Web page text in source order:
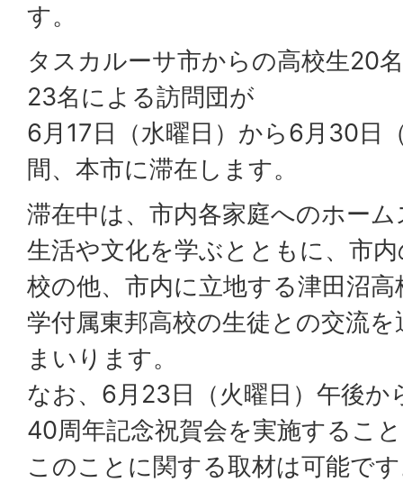
す。
タスカルーサ市からの高校生20
23名による訪問団が
6月17日（水曜日）から6月30日
間、本市に滞在します。
滞在中は、市内各家庭へのホー
生活や文化を学ぶとともに、市
校の他、市内に立地する津田沼
学付属東邦高校の生徒との交流
まいります。
なお、6月23日（火曜日）午後か
40周年記念祝賀会を実施するこ
このことに関する取材は可能で